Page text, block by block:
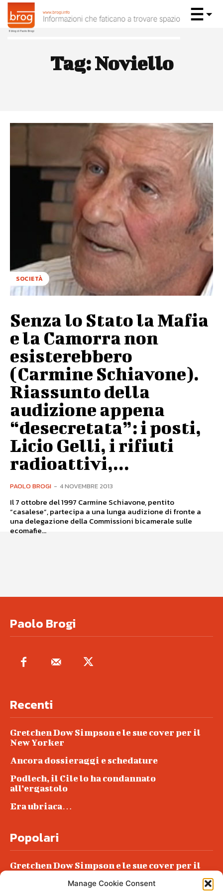
Manage Cookie Consent
Tag:Noviello
SOCIETÀ
Senza lo Stato la Mafia
e la Camorra non
esisterebbero
(Carmine Schiavone).
Riassunto della
audizione appena
“desecretata”: i posti,
Licio Gelli, i rifiuti
radioattivi,...
PAOLO BROGI - 4 NOVEMBRE 2013
Il 7 ottobre del 1997 Carmine Schiavone, pentito
“casalese”, partecipa a una lunga audizione di fronte a
una delegazione della Commissioni bicamerale sulle
ecomafie...
Paolo Brogi
Recenti
Gretchen Dow Simpson e le sue cover per il
New Yorker
Ancora dossieraggi e schedature
Podlech, il Cile lo ha condannato
all’ergastolo
Era ubriaca…
Popolari
Gretchen Dow Simpson e le sue cover per il